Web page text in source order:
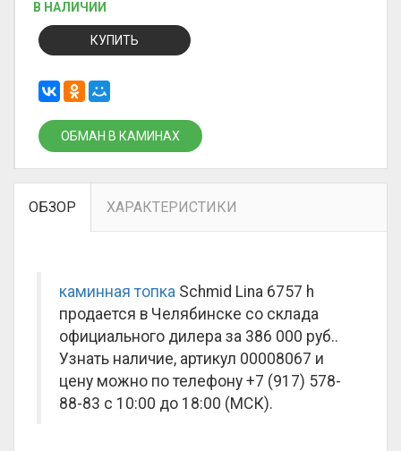
В НАЛИЧИИ
КУПИТЬ
ОБМАН В КАМИНАХ
ОБЗОР ХАРАКТЕРИСТИКИ
каминная топка Schmid Lina 6757 h
продается в Челябинске со склада
официального дилера за 386 000 руб..
Узнать наличие, артикул 00008067 и
цену можно по телефону +7 (917) 578-
88-83 с 10:00 до 18:00 (МСК).